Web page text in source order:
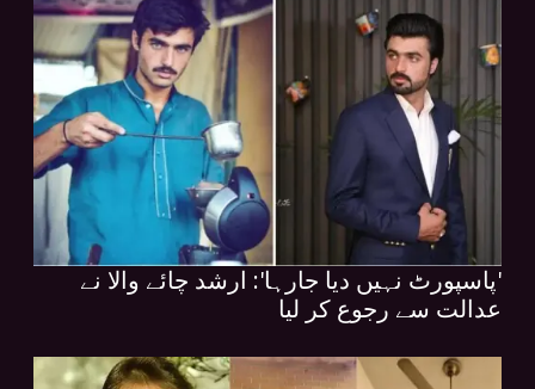
'پاسپورٹ نہیں دیا جارہا': ارشد چائے والا نے
عدالت سے رجوع کر لیا